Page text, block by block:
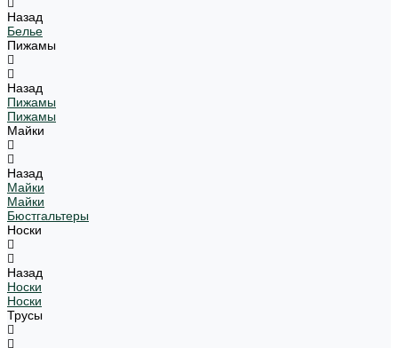
Назад
Белье
Пижамы
Назад
Пижамы
Пижамы
Майки
Назад
Майки
Майки
Бюстгальтеры
Носки
Назад
Носки
Носки
Трусы